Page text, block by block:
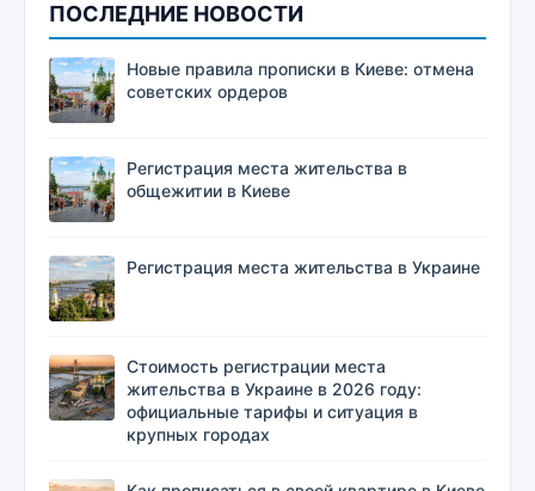
ПОСЛЕДНИЕ НОВОСТИ
Новые правила прописки в Киеве: отмена
советских ордеров
Регистрация места жительства в
общежитии в Киеве
Регистрация места жительства в Украине
Стоимость регистрации места
жительства в Украине в 2026 году:
официальные тарифы и ситуация в
крупных городах